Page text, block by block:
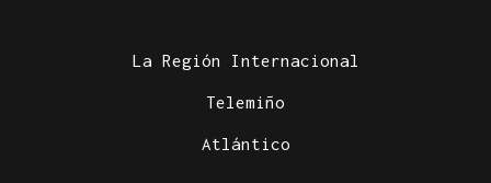
La Región Internacional
Telemiño
Atlántico